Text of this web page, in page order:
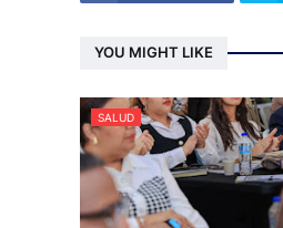
YOU MIGHT LIKE
SALUD